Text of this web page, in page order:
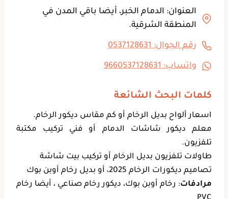
العنوان: الدمام الخبر، أيضا باقي المدن في
المنطقة الشرقية.
رقم الجوال: 0537128631
واتساب: 9660537128631
كلمات البحث الشائعة
اسعار ألواح بديل الرخام أو كم مقاس ديكور الرخام.
معلم ديكور شاشات الدمام أو فني تركيب مكتبة
تلفزيون.
طاولات تلفزيون بديل الرخام أو تركيب بيت شاشة
تصاميم ديكورات الرخام 2025، أو بديل رخام أوبن بوك
مرادفات: رخام أوبن بوك، ديكور رخام صناعي ، أيضا رخام